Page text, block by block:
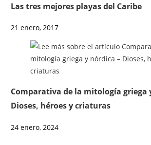
Las tres mejores playas del Caribe
21 enero, 2017
Comparativa de la mitología griega
Dioses, héroes y criaturas
24 enero, 2024